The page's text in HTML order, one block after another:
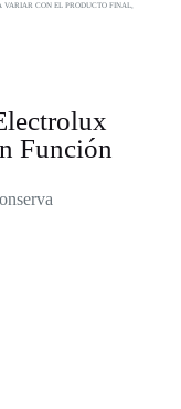
CON EL PRODUCTO FINAL,
Función